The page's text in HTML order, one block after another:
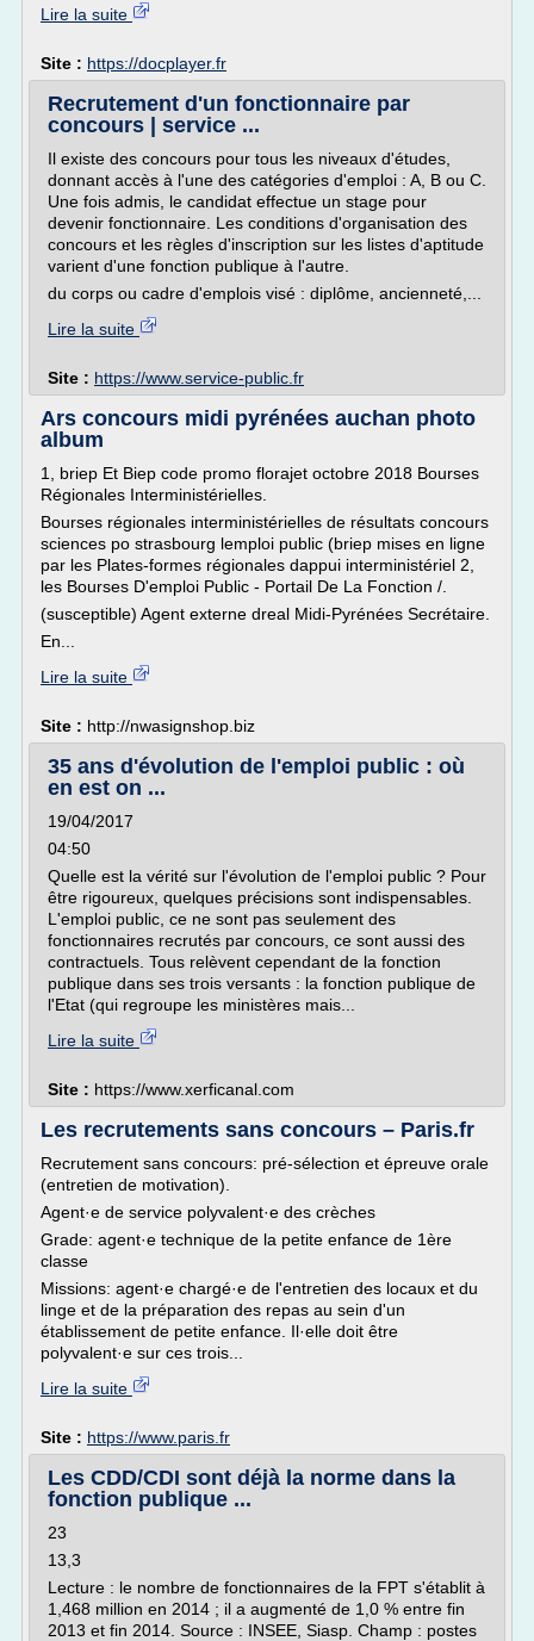
Lire la suite
Site : https://docplayer.fr
Recrutement d'un fonctionnaire par
concours | service ...
Il existe des concours pour tous les niveaux d'études,
donnant accès à l'une des catégories d'emploi : A, B ou C.
Une fois admis, le candidat effectue un stage pour
devenir fonctionnaire. Les conditions d'organisation des
concours et les règles d'inscription sur les listes d'aptitude
varient d'une fonction publique à l'autre.
du corps ou cadre d'emplois visé : diplôme, ancienneté,...
Lire la suite
Site : https://www.service-public.fr
Ars concours midi pyrénées auchan photo
album
1, briep Et Biep code promo florajet octobre 2018 Bourses
Régionales Interministérielles.
Bourses régionales interministérielles de résultats concours
sciences po strasbourg lemploi public (briep mises en ligne
par les Plates-formes régionales dappui interministériel 2,
les Bourses D'emploi Public - Portail De La Fonction /.
(susceptible) Agent externe dreal Midi-Pyrénées Secrétaire.
En...
Lire la suite
Site : http://nwasignshop.biz
35 ans d'évolution de l'emploi public : où
en est on ...
19/04/2017
04:50
Quelle est la vérité sur l'évolution de l'emploi public ? Pour
être rigoureux, quelques précisions sont indispensables.
L'emploi public, ce ne sont pas seulement des
fonctionnaires recrutés par concours, ce sont aussi des
contractuels. Tous relèvent cependant de la fonction
publique dans ses trois versants : la fonction publique de
l'Etat (qui regroupe les ministères mais...
Lire la suite
Site : https://www.xerficanal.com
Les recrutements sans concours – Paris.fr
Recrutement sans concours: pré-sélection et épreuve orale
(entretien de motivation).
Agent·e de service polyvalent·e des crèches
Grade: agent·e technique de la petite enfance de 1ère
classe
Missions: agent·e chargé·e de l'entretien des locaux et du
linge et de la préparation des repas au sein d'un
établissement de petite enfance. Il·elle doit être
polyvalent·e sur ces trois...
Lire la suite
Site : https://www.paris.fr
Les CDD/CDI sont déjà la norme dans la
fonction publique ...
23
13,3
Lecture : le nombre de fonctionnaires de la FPT s'établit à
1,468 million en 2014 ; il a augmenté de 1,0 % entre fin
2013 et fin 2014. Source : INSEE, Siasp. Champ : postes